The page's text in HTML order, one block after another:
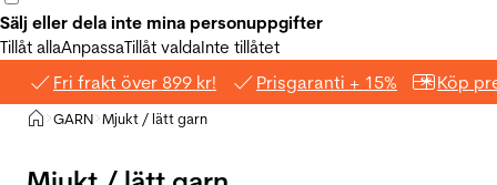
Sälj eller dela inte mina personuppgifter
Tillåt allaAnpassaTillåt valdaInte tillåtet
Fri frakt över 899 kr! Prisgaranti + 15% Köp
Hem
>GARN >
Mjukt / lätt garn